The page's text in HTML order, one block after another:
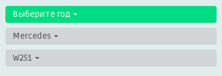
Выберите год
Mercedes
W251